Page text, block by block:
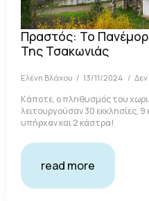
Πραστός: Το
Της Τσακωνιάς
Ελένη Βλάχου 13/11/2024
Κάποτε, ο πληθυσμός του
λειτουργούσαν 30 εκκλησίες, 9
υπήρχαν και 2 κάστρα!
read more